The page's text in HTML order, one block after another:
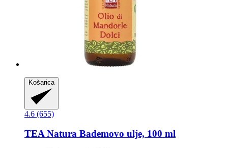
Košarica
4.6 (655)
TEA Natura Bademovo ulje, 100 ml